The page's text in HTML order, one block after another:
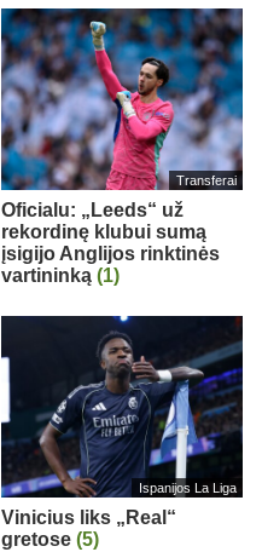
Transferai
Oficialu: „Leeds“ už
rekordinę klubui sumą
įsigijo Anglijos rinktinės
vartininką (1)
Ispanijos La Liga
Vinicius liks „Real“
gretose (5)